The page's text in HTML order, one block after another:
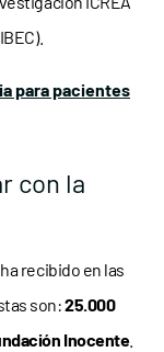
para pacientes
con la
recibido en las
son:25.000
Inocente.